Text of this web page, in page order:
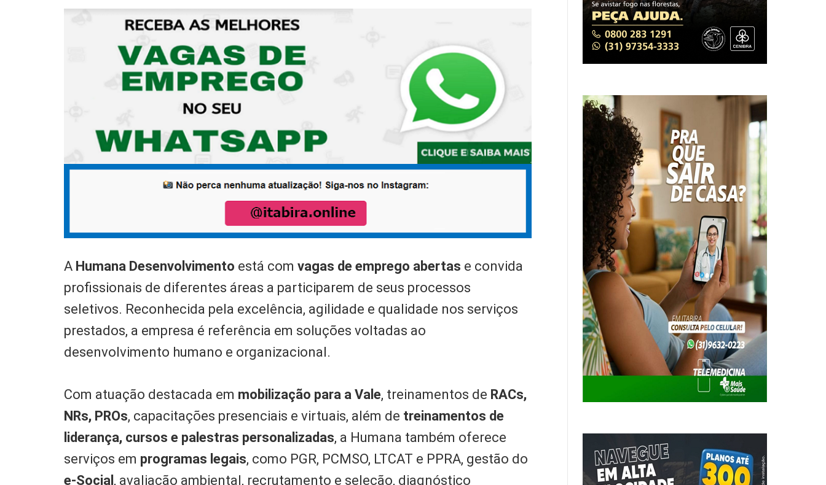
A Humana Desenvolvimento está comvagas de emprego abertas e convida
profissionais de diferentes áreas a participarem de seus processos
seletivos. Reconhecida pela excelência, agilidade e qualidade nos serviços
prestados, a empresa é referência em soluções voltadas ao
desenvolvimento humano e organizacional.
Com atuação destacada em mobilização para a Vale, treinamentos de RACs,
NRs, PROs, capacitações presenciais e virtuais, além de treinamentos de
liderança, cursos e palestras personalizadas, a Humana também oferece
serviços em programas legais, como PGR, PCMSO, LTCAT e PPRA, gestão do
e-Social , avaliação ambiental, recrutamento e seleção, diagnóstico